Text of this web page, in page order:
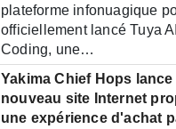
plateforme infonuagique
officiellement lancé Tuya AI
Coding, une…
Yakima Chief Hops lance
nouveau site Internet
une expérience d'achat